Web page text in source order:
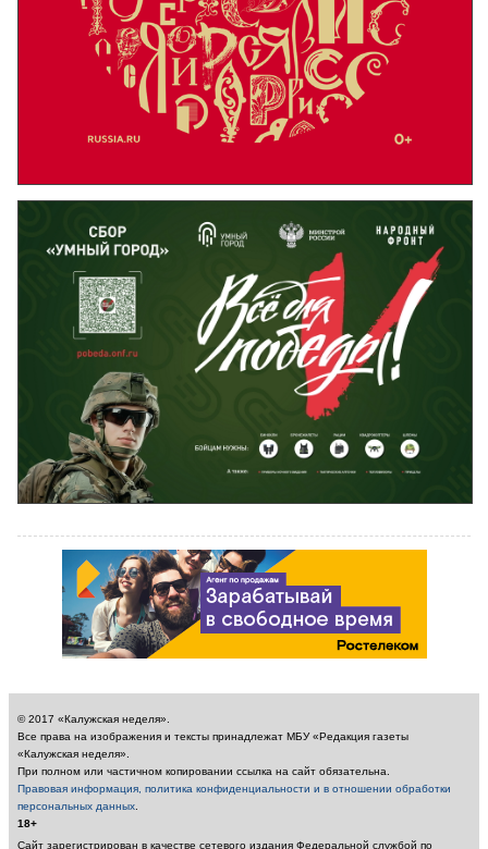
© 2017 «Калужская неделя».
Все права на изображения и тексты принадлежат МБУ «Редакция газеты
«Калужская неделя».
При полном или частичном копировании ссылка на сайт обязательна.
Правовая информация, политика конфиденциальности и в отношении обработки
персональных данных.
18+
Сайт зарегистрирован в качестве сетевого издания Федеральной службой по